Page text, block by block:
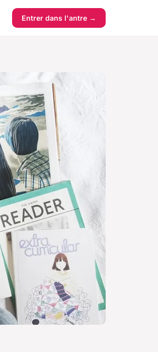
Entrer dans l'antre →